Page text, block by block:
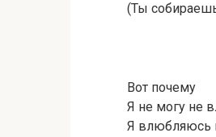
(Ты
Вот почему
Я не могу не
Я влюбляюсь